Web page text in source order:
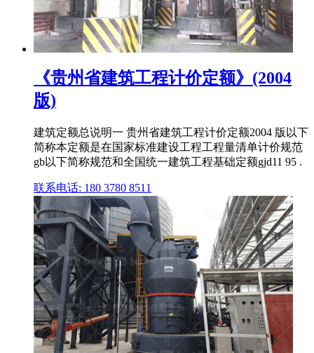
《贵州省建筑工程计价定额》(2004
版)
建筑定额总说明一 贵州省建筑工程计价定额2004 版以下
简称本定额是在国家标准建设工程工程量清单计价规范
gb以下简称规范和全国统一建筑工程基础定额gjd11 95 .
联系电话: 180 3780 8511